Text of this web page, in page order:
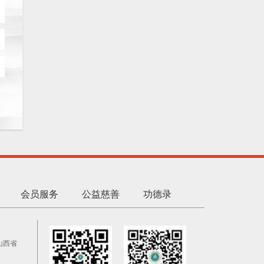
会员服务 公益慈善 功德录
西省